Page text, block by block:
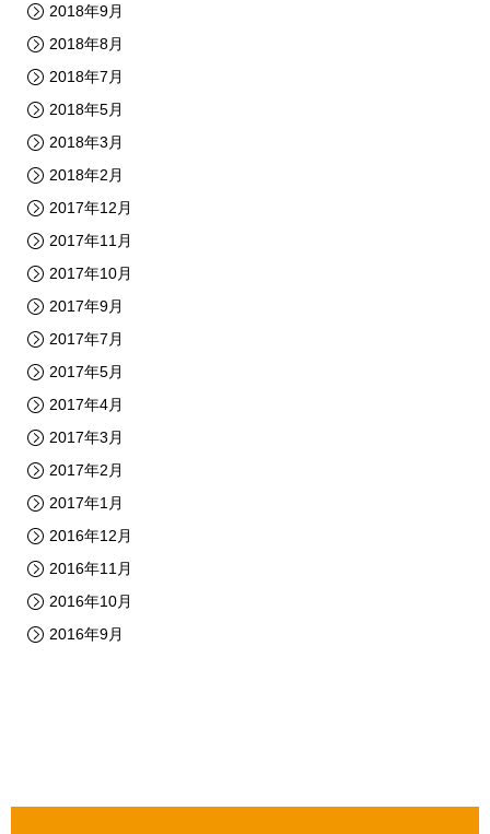
2018年9月
2018年8月
2018年7月
2018年5月
2018年3月
2018年2月
2017年12月
2017年11月
2017年10月
2017年9月
2017年7月
2017年5月
2017年4月
2017年3月
2017年2月
2017年1月
2016年12月
2016年11月
2016年10月
2016年9月